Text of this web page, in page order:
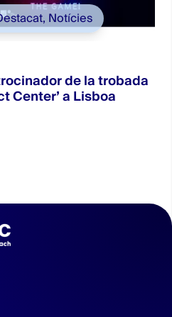
,Notícies
de la trobada
a Lisboa